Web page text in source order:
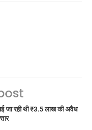
जा रही थी ₹3.5 लाख की अवैध